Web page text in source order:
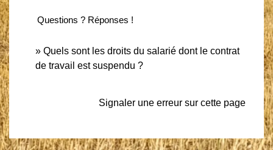
Questions ? Réponses !
Quels sont les droits du salarié dont le contrat
de travail est suspendu ?
Signaler une erreur sur cette page